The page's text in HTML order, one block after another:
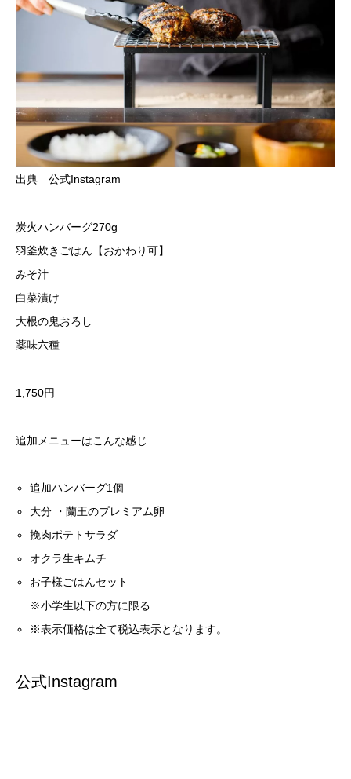
出典 公式Instagram
炭火ハンバーグ270g
羽釜炊きごはん【おかわり可】
みそ汁
白菜漬け
大根の鬼おろし
薬味六種
1,750円
追加メニューはこんな感じ
追加ハンバーグ1個
大分 ・蘭王のプレミアム卵
挽肉ポテトサラダ
オクラ生キムチ
お子様ごはんセット
※小学生以下の方に限る
※表示価格は全て税込表示となります。
公式Instagram